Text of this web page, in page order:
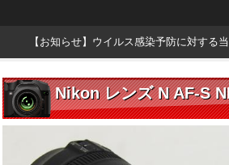
【お知らせ】ウイルス感染予防に対する